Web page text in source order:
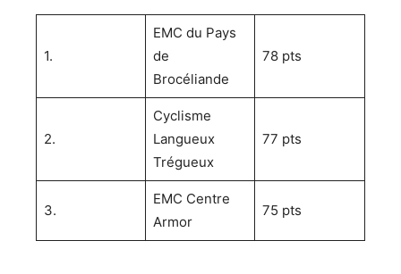
1.
EMC du Pays
de
Brocéliande
78 pts
2.
Cyclisme
Langueux
Trégueux
77 pts
3.
EMC Centre
Armor
75 pts